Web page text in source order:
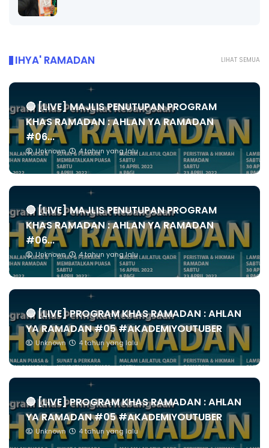
LIHAT SEMUA
IHYA' RAMADAN
🔴 [LIVE] MAJLIS PENUTUPAN PROGRAM
KHAS RAMADAN : AHLAN YA RAMADAN
#06...
Unknown 4 tahun yang lalu
🔴 [LIVE] MAJLIS PENUTUPAN PROGRAM
KHAS RAMADAN : AHLAN YA RAMADAN
#06...
Unknown 4 tahun yang lalu
🔴 [LIVE] PROGRAM KHAS RAMADAN : AHLAN
YA RAMADAN #05 #AKADEMIYOUTUBER
Unknown 4 tahun yang lalu
🔴 [LIVE] PROGRAM KHAS RAMADAN : AHLAN
YA RAMADAN #05 #AKADEMIYOUTUBER
Unknown 4 tahun yang lalu